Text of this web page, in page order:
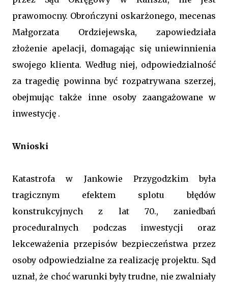
prawomocny. Obrończyni oskarżonego, mecenas
Małgorzata Ordziejewska, zapowiedziała
złożenie apelacji, domagając się uniewinnienia
swojego klienta. Według niej, odpowiedzialność
za tragedię powinna być rozpatrywana szerzej,
obejmując także inne osoby zaangażowane w
inwestycję .
Wnioski
Katastrofa w Jankowie Przygodzkim była
tragicznym efektem splotu błędów
konstrukcyjnych z lat 70., zaniedbań
proceduralnych podczas inwestycji oraz
lekceważenia przepisów bezpieczeństwa przez
osoby odpowiedzialne za realizację projektu. Sąd
uznał, że choć warunki były trudne, nie zwalniały